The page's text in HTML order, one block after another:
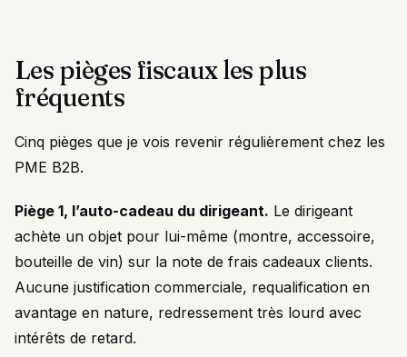
Les pièges fiscaux les plus
fréquents
Cinq pièges que je vois revenir régulièrement chez les
PME B2B.
Piège 1, l’auto-cadeau du dirigeant. Le dirigeant
achète un objet pour lui-même (montre, accessoire,
bouteille de vin) sur la note de frais cadeaux clients.
Aucune justification commerciale, requalification en
avantage en nature, redressement très lourd avec
intérêts de retard.